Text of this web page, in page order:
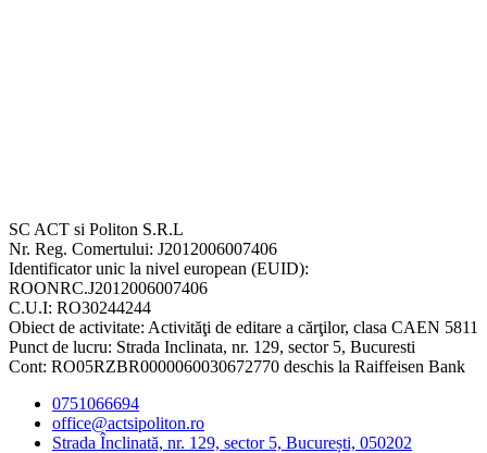
SC ACT si Politon S.R.L
Nr. Reg. Comertului: J2012006007406
Identificator unic la nivel european (EUID):
ROONRC.J2012006007406
C.U.I: RO30244244
Obiect de activitate: Activităţi de editare a cărţilor, clasa CAEN 5811
Punct de lucru: Strada Inclinata, nr. 129, sector 5, Bucuresti
Cont: RO05RZBR0000060030672770 deschis la Raiffeisen Bank
0751066694
office@actsipoliton.ro
Strada Înclinată, nr. 129, sector 5, București, 050202